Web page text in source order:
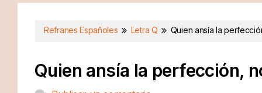
Refranes Españoles Letra Q Quien ansía la
Quien ansía la perfección,